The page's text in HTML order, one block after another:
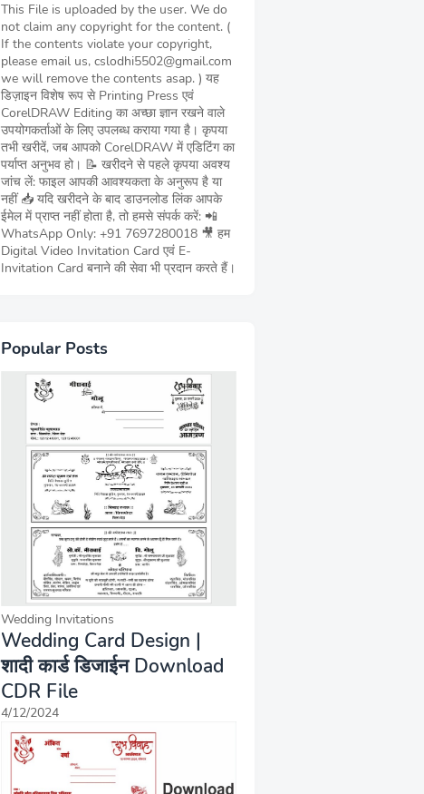
This File is uploaded by the user. We do
not claim any copyright for the content. (
If the contents violate your copyright,
please email us, cslodhi5502@gmail.com
we will remove the contents asap. ) यह
डिज़ाइन विशेष रूप से Printing Press एवं
CorelDRAW Editing का अच्छा ज्ञान रखने वाले
उपयोगकर्ताओं के लिए उपलब्ध कराया गया है। कृपया
तभी खरीदें, जब आपको CorelDRAW में एडिटिंग का
पर्याप्त अनुभव हो। 📝 खरीदने से पहले कृपया अवश्य
जांच लें: फाइल आपकी आवश्यकता के अनुरूप है या
नहीं 📥 यदि खरीदने के बाद डाउनलोड लिंक आपके
ईमेल में प्राप्त नहीं होता है, तो हमसे संपर्क करें: 📲
WhatsApp Only: +91 7697280018 🎥 हम
Digital Video Invitation Card एवं E-
Invitation Card बनाने की सेवा भी प्रदान करते हैं।
Popular Posts
Wedding Invitations
Wedding Card Design |
शादी कार्ड डिजाईन Download
CDR File
4/12/2024